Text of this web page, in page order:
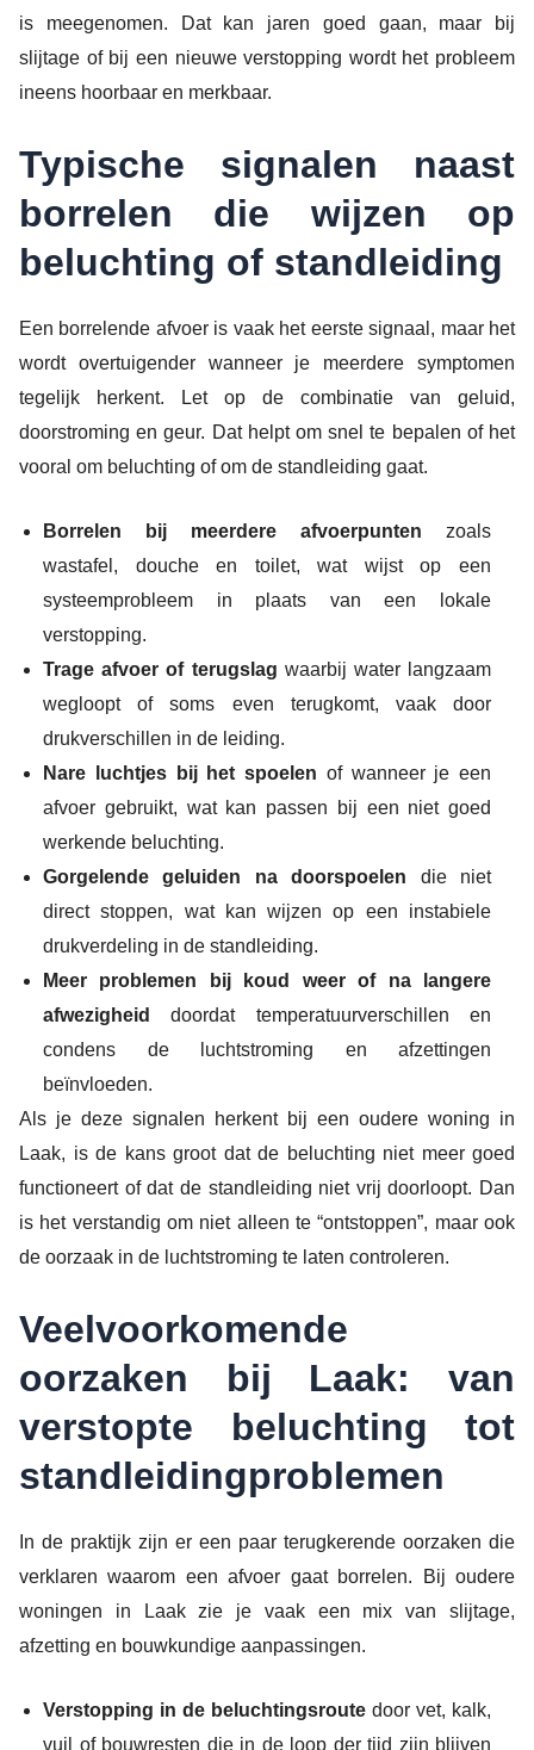
is meegenomen. Dat kan jaren goed gaan, maar bij
slijtage of bij een nieuwe verstopping wordt het probleem
ineens hoorbaar en merkbaar.
Typische signalen naast
borrelen die wijzen op
beluchting of standleiding
Een borrelende afvoer is vaak het eerste signaal, maar het
wordt overtuigender wanneer je meerdere symptomen
tegelijk herkent. Let op de combinatie van geluid,
doorstroming en geur. Dat helpt om snel te bepalen of het
vooral om beluchting of om de standleiding gaat.
Borrelen bij meerdere afvoerpunten zoals
wastafel, douche en toilet, wat wijst op een
systeemprobleem in plaats van een lokale
verstopping.
Trage afvoer of terugslag waarbij water langzaam
wegloopt of soms even terugkomt, vaak door
drukverschillen in de leiding.
Nare luchtjes bij het spoelen of wanneer je een
afvoer gebruikt, wat kan passen bij een niet goed
werkende beluchting.
Gorgelende geluiden na doorspoelen die niet
direct stoppen, wat kan wijzen op een instabiele
drukverdeling in de standleiding.
Meer problemen bij koud weer of na langere
afwezigheid
doordat temperatuurverschillen en
condens de luchtstroming en afzettingen
beïnvloeden.
Als je deze signalen herkent bij een oudere woning in
Laak, is de kans groot dat de beluchting niet meer goed
functioneert of dat de standleiding niet vrij doorloopt. Dan
is het verstandig om niet alleen te “ontstoppen”, maar ook
de oorzaak in de luchtstroming te laten controleren.
Veelvoorkomende
oorzaken bij Laak: van
verstopte beluchting tot
standleidingproblemen
In de praktijk zijn er een paar terugkerende oorzaken die
verklaren waarom een afvoer gaat borrelen. Bij oudere
woningen in Laak zie je vaak een mix van slijtage,
afzetting en bouwkundige aanpassingen.
Verstopping in de beluchtingsroute door vet, kalk,
vuil of bouwresten die in de loop der tijd zijn blijven